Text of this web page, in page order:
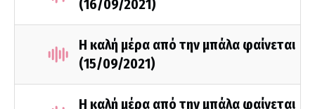
(16/09/2021)
Η καλή μέρα από την μπάλα φαίνεται
(15/09/2021)
Η καλή μέρα από την μπάλα φαίνεται